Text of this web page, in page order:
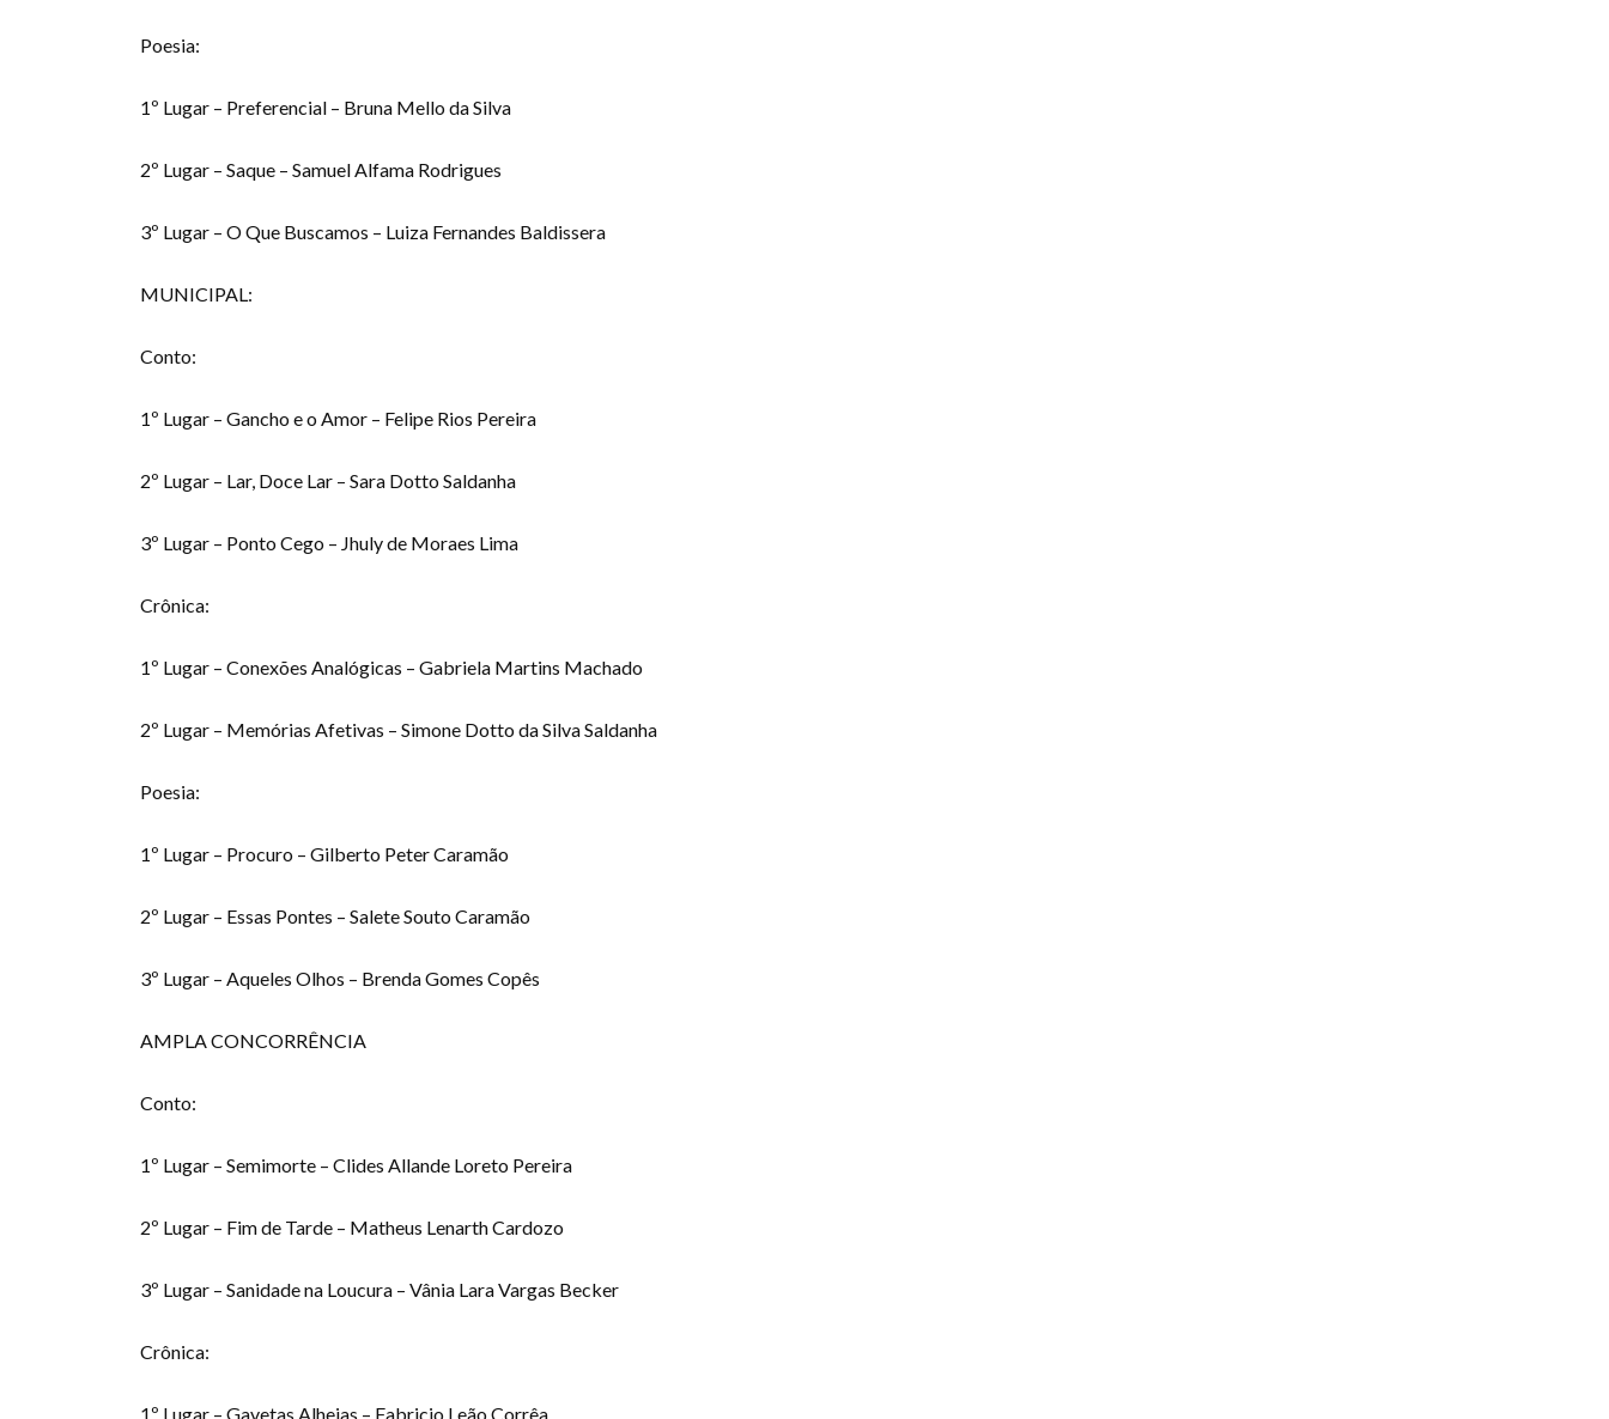
Poesia:
1º Lugar – Preferencial – Bruna Mello da Silva
2º Lugar – Saque – Samuel Alfama Rodrigues
3º Lugar – O Que Buscamos – Luiza Fernandes Baldissera
MUNICIPAL:
Conto:
1º Lugar – Gancho e o Amor – Felipe Rios Pereira
2º Lugar – Lar, Doce Lar – Sara Dotto Saldanha
3º Lugar – Ponto Cego – Jhuly de Moraes Lima
Crônica:
1º Lugar – Conexões Analógicas – Gabriela Martins Machado
2º Lugar – Memórias Afetivas – Simone Dotto da Silva Saldanha
Poesia:
1º Lugar – Procuro – Gilberto Peter Caramão
2º Lugar – Essas Pontes – Salete Souto Caramão
3º Lugar – Aqueles Olhos – Brenda Gomes Copês
AMPLA CONCORRÊNCIA
Conto:
1º Lugar – Semimorte – Clides Allande Loreto Pereira
2º Lugar – Fim de Tarde – Matheus Lenarth Cardozo
3º Lugar – Sanidade na Loucura – Vânia Lara Vargas Becker
Crônica:
1º Lugar – Gavetas Alheias – Fabricio Leão Corrêa